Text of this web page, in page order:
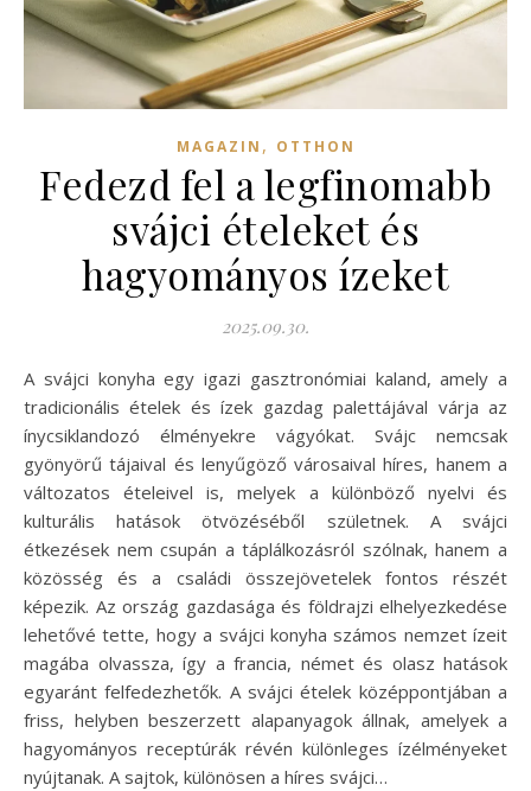
MAGAZIN , OTTHON
Fedezd fel a legfinomabb
svájci ételeket és
hagyományos ízeket
2025.09.30.
A svájci konyha egy igazi gasztronómiai kaland, amely a
tradicionális ételek és ízek gazdag palettájával várja az
ínycsiklandozó élményekre vágyókat. Svájc nemcsak
gyönyörű tájaival és lenyűgöző városaival híres, hanem a
változatos ételeivel is, melyek a különböző nyelvi és
kulturális hatások ötvözéséből születnek. A svájci
étkezések nem csupán a táplálkozásról szólnak, hanem a
közösség és a családi összejövetelek fontos részét
képezik. Az ország gazdasága és földrajzi elhelyezkedése
lehetővé tette, hogy a svájci konyha számos nemzet ízeit
magába olvassza, így a francia, német és olasz hatások
egyaránt felfedezhetők. A svájci ételek középpontjában a
friss, helyben beszerzett alapanyagok állnak, amelyek a
hagyományos receptúrák révén különleges ízélményeket
nyújtanak. A sajtok, különösen a híres svájci…